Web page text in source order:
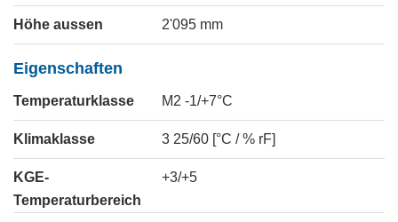
Höhe aussen 2'095 mm
Eigenschaften
Temperaturklasse M2 -1/+7°C
Klimaklasse 3 25/60 [°C / % rF]
KGE-
Temperaturbereich
+3/+5